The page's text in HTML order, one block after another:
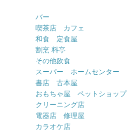
バー
喫茶店 カフェ
和食 定食屋
割烹 料亭
その他飲食
スーパー ホームセンター
書店 古本屋
おもちゃ屋 ペットショップ
クリーニング店
電器店 修理屋
カラオケ店